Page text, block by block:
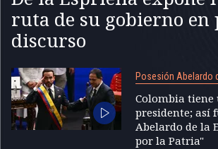
ruta de su gobierno
discurso
Posesión Abelardo
Colombia tiene
presidente; así
Abelardo de la
por la Patria"